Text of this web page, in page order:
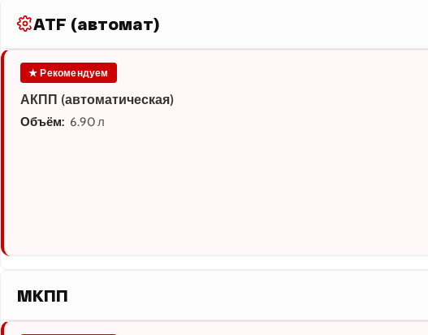
ATF (автомат)
★ Рекомендуем
АКПП (автоматическая)
Объём: 6.90 л
МКПП